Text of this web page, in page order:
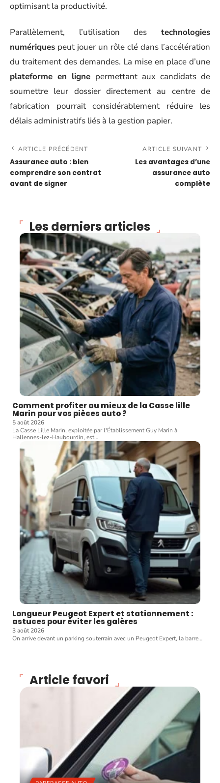
optimisant la productivité.
Parallèlement, l’utilisation des technologies
numériques peut jouer un rôle clé dans l’accélération
du traitement des demandes. La mise en place d’une
plateforme en ligne permettant aux candidats de
soumettre leur dossier directement au centre de
fabrication pourrait considérablement réduire les
délais administratifs liés à la gestion papier.
ARTICLE PRÉCÉDENT
Assurance auto : bien
comprendre son contrat
avant de signer
ARTICLE SUIVANT
Les avantages d’une
assurance auto
complète
Les derniers articles
Comment profiter au mieux de la Casse lille
Marin pour vos pièces auto ?
5 août 2026
La Casse Lille Marin, exploitée par l'Établissement Guy Marin à
Hallennes-lez-Haubourdin, est…
Longueur Peugeot Expert et stationnement :
astuces pour éviter les galères
3 août 2026
On arrive devant un parking souterrain avec un Peugeot Expert, la barre…
Article favori